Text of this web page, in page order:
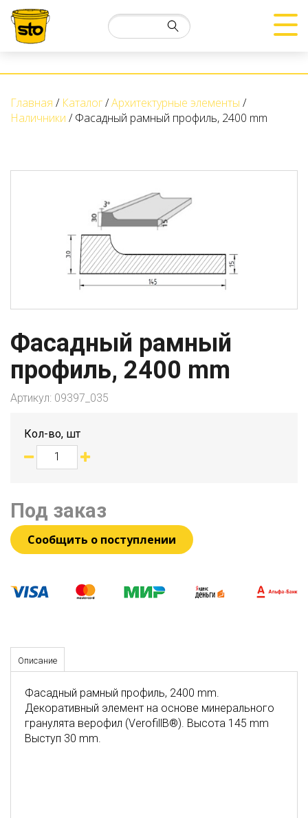
Главная Каталог Архитектурные элементы
Наличники
Фасадный рамный профиль, 2400 mm
Фасадный рамный
профиль, 2400 mm
Артикул: 09397_035
Кол-во, шт
Под заказ
Сообщить о поступлении
Описание
Фасадный рамный профиль, 2400 mm.
Декоративный элемент на основе минерального
гранулята верофил (VerofillВ®). Высота 145 mm
Выступ 30 mm.